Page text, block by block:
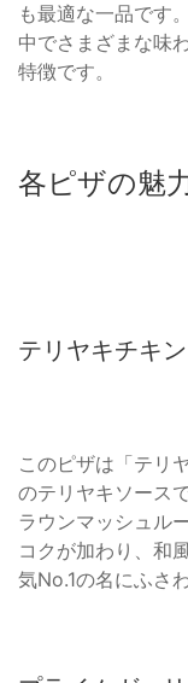
も最適な一品です
中でさまざまな味
特徴です。
各ピザの魅
テリヤキチキン
このピザは「テリ
のテリヤキソース
ラウンマッシュル
コクが加わり、和
気No.1の名にふさ